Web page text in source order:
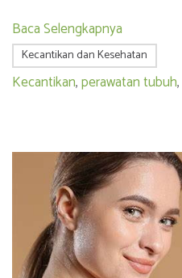
Baca Selengkapnya
Kecantikan dan Kesehatan
Kecantikan,perawatan tubuh,